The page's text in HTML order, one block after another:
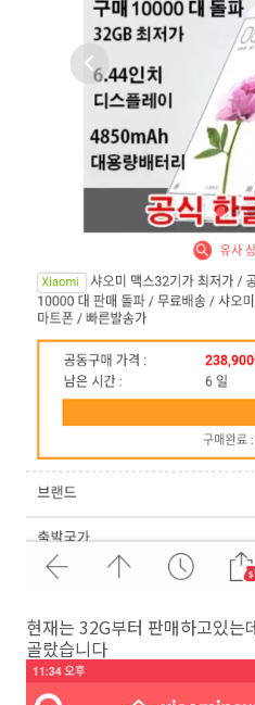
현재는 32G부터 판매하고있는
골랐습니다